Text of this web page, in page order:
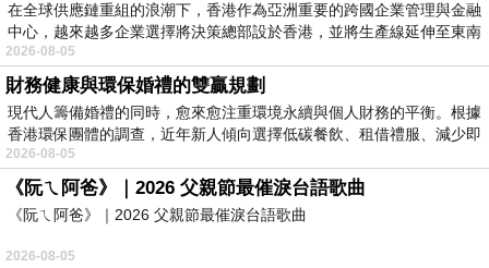
在全球供應鏈重組的浪潮下，香港作為亞洲重要的跨國企業管理與金融
中心，越來越多企業選擇將決策總部設於香港，並將生產線延伸至東南
2026-08-05
財務健康與環保婚禮的雙贏規劃
現代人籌備婚禮的同時，愈來愈注重環境永續與個人財務的平衡。根據
香港環保團體的調查，近年新人傾向選擇低碳餐飲、租借禮服、減少即
2026-08-05
《阮ㄟ阿爸》｜2026 父親節最催淚台語歌曲
《阮ㄟ阿爸》｜2026 父親節最催淚台語歌曲
2026-08-05